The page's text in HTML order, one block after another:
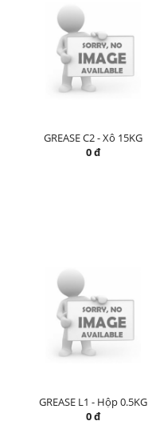
GREASE C2 - Xô 15KG
0 đ
GREASE L1 - Hộp 0.5KG
0 đ